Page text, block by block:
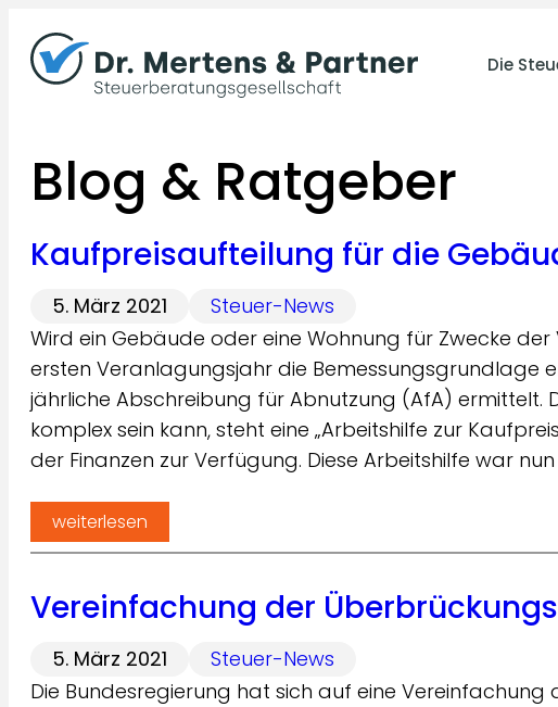
Inhalt
springen
Die
Blog & Ratgeber
Kaufpreisaufteilung für die
5. März 2021
Steuer-News
Wird ein Gebäude oder eine Wohnung für Zwecke
ersten Veranlagungsjahr die Bemessungsgrundlage
jährliche Abschreibung für Abnutzung (AfA) ermittelt.
komplex sein kann, steht eine „Arbeitshilfe zur
der Finanzen zur Verfügung. Diese Arbeitshilfe war
weiterlesen
Vereinfachung der
5. März 2021
Steuer-News
Die Bundesregierung hat sich auf eine Vereinfachung